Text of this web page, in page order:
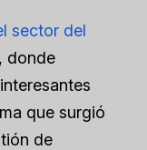
sector del
donde
que surgió
de